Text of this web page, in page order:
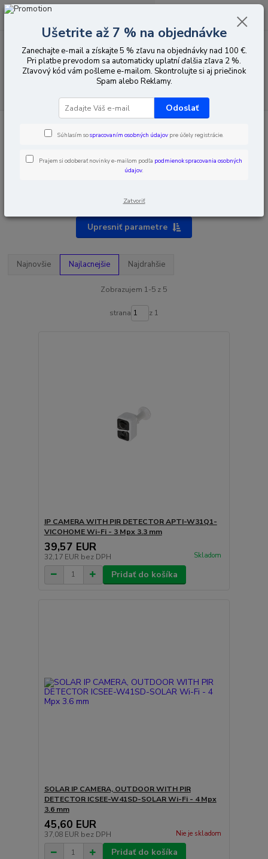
Menu
0,00 EUR
Spotrebiteľská rada
Upresniť parametre
Najnovšie Najlacnejšie Najdrahšie
Zobrazujem 1-5 z 5
strana z 1
IP CAMERA WITH PIR DETECTOR APTI-W31Q1-
VICOHOME Wi-Fi - 3 Mpx 3.3 mm
39,57 EUR
32,17 EUR bez DPH Skladom
Pridať do košíka
SOLAR IP CAMERA, OUTDOOR WITH PIR
DETECTOR ICSEE-W41SD-SOLAR Wi-Fi - 4 Mpx
3.6 mm
45,60 EUR
37,08 EUR bez DPH Nie je skladom
Pridať do košíka
Ušetrite až 7 % na objednávke
Zanechajte e-mail a získajte 5 % zľavu na objednávky nad 100 €.
Pri platbe prevodom sa automaticky uplatní ďalšia zľava 2 %.
Zľavový kód vám pošleme e-mailom. Skontrolujte si aj priečinok
Spam alebo Reklamy.
Odoslať
Súhlasím sospracovaním osobných údajov pre účely registrácie.
Prajem si odoberať novinky e-mailom podľa podmienok spracovania osobných
údajov.
Zatvoriť